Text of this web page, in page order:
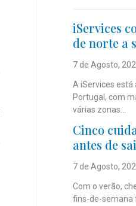
iServices
de norte a
7 de Agosto,
A iServices está
Portugal, com
várias zonas...
Cinco
antes de
7 de Agosto,
Com o verão,
fins-de-semana